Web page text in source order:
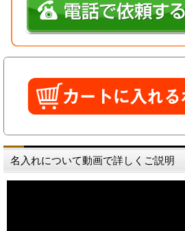
名入れについて動画で詳しくご説明